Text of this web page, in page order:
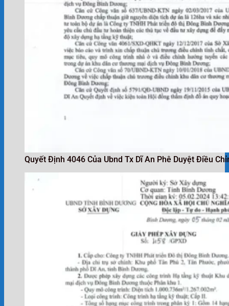
Quyết Định 4046 Của Ubnd Tx Dĩ An Phê Duyệt Điều